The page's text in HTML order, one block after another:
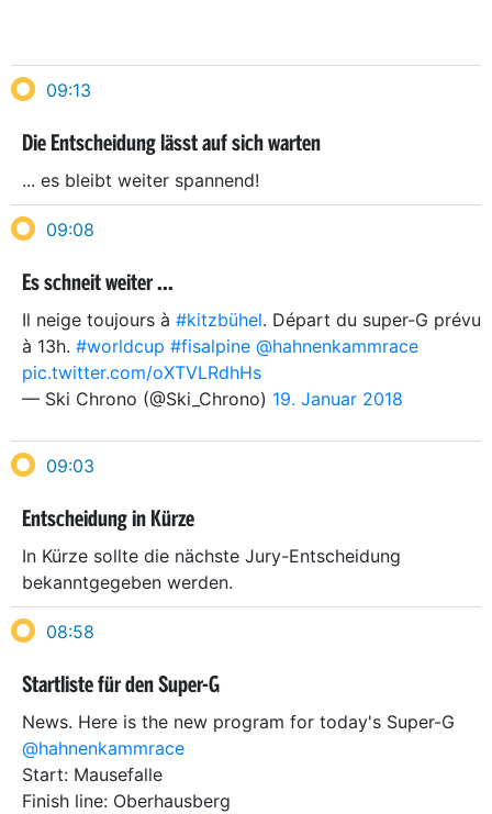
09:13
Die Entscheidung lässt auf sich warten
... es bleibt weiter spannend!
09:08
Es schneit weiter ...
Il neige toujours à #kitzbühel. Départ du super-G prévu
à 13h. #worldcup #fisalpine @hahnenkammrace
pic.twitter.com/oXTVLRdhHs
— Ski Chrono (@Ski_Chrono) 19. Januar 2018
09:03
Entscheidung in Kürze
In Kürze sollte die nächste Jury-Entscheidung
bekanntgegeben werden.
08:58
Startliste für den Super-G
News. Here is the new program for today's Super-G
@hahnenkammrace
Start: Mausefalle
Finish line: Oberhausberg